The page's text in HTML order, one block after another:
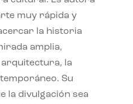
muy rápida y
la historia
amplia,
arquitectura, la
Su
la divulgación sea